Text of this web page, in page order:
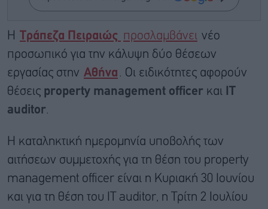
Η Τράπεζα Πειραιώς προσλαμβάνει νέο
προσωπικό για την κάλυψη δύο θέσεων
εργασίας στην Αθήνα . Οι ειδικότητες αφορούν
θέσεις property management officer και
auditor.
Η καταληκτική ημερομηνία υποβολής των
αιτήσεων συμμετοχής για τη θέση του property
management officer είναι η Κυριακή 30 Ιουνίου
και για τη θέση του IT auditor, η Τρίτη 2 Ιουλίου